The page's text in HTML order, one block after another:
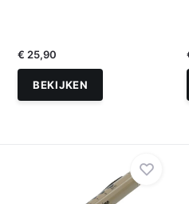
€ 25,90
BEKIJKEN